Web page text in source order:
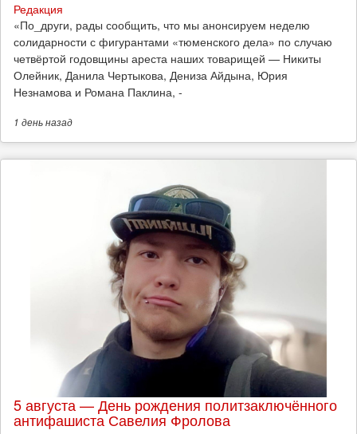
Редакция
​«По_други, рады сообщить, что мы анонсируем неделю
солидарности с фигурантами «тюменского дела» по случаю
четвёртой годовщины ареста наших товарищей — Никиты
Олейник, Данила Чертыкова, Дениза Айдына, Юрия
Незнамова и Романа Паклина, -
1 деньназад
5 августа — День рождения политзаключённого
антифашиста Савелия Фролова